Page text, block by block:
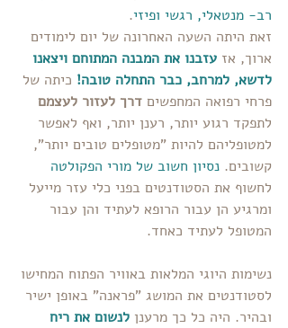
רב- מנטאלי, רגשי ופיזי.
זאת היתה השעה האחרונה של יום לימודים
ארוך, אז עזבנו את המבנה המתוחם ויצאנו
לדשא, למרחב, כבר התחלה טובה! כיתה של
פרחי רפואה המחפשים דרך לעזור לעצמם
לתפקד רגוע יותר, רענן יותר, ואף לאפשר
למטופליהם להיות "מטופלים טובים יותר",
קשובים. נסיון חשוב של מורי הפקולטה
לחשוף את הסטודנטים בפני כלי עזר מייעל
ומרגיע הן עבור הרופא לעתיד והן עבור
המטופל לעתיד כאחד.
נשימות היוגי המלאות באוויר הפתוח המחישו
לסטודנטים את המושג "פראנה" באופן ישיר
ובהיר. היה כל כך מרענן לנשום את ריח